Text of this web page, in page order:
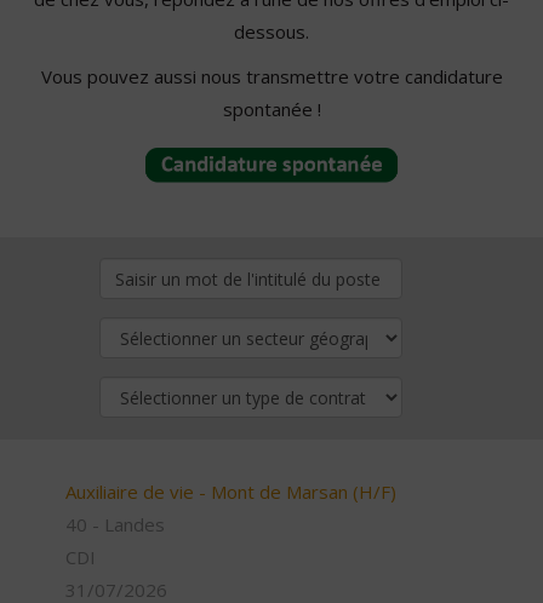
dessous.
Vous pouvez aussi nous transmettre votre candidature
spontanée !
Auxiliaire de vie - Mont de Marsan (H/F)
40 - Landes
CDI
31/07/2026